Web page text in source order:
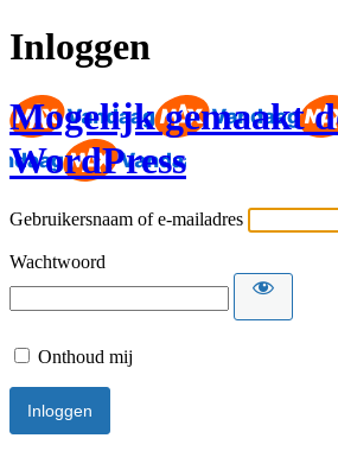
Inloggen
Mogelijk gemaakt
WordPress
Gebruikersnaam of e-mailadres
Wachtwoord
Onthoud mij